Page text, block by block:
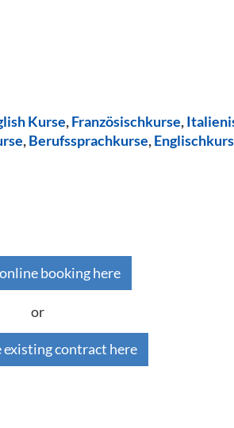
Kurse,Französischkurse,
,Berufssprachkurse,
booking here
or
existing contract here